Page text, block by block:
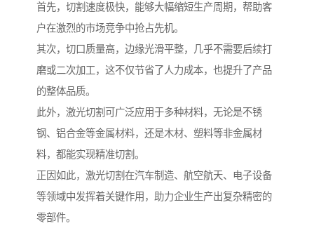
首先，切割速度极快，能够大幅缩短生产周期，帮助客
户在激烈的市场竞争中抢占先机。
其次，切口质量高，边缘光滑平整，几乎不需要后续打
磨或二次加工，这不仅节省了人力成本，也提升了产品
的整体品质。
此外，激光切割可广泛应用于多种材料，无论是不锈
钢、铝合金等金属材料，还是木材、塑料等非金属材
料，都能实现精准切割。
正因如此，激光切割在汽车制造、航空航天、电子设备
等领域中发挥着关键作用，助力企业生产出复杂精密的
零部件。